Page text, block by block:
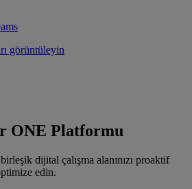
görüntüleyin
ONE Platformu
dijital çalışma alanınızı proaktif
edin.